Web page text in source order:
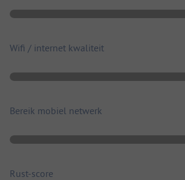
Wifi / internet kwaliteit
Bereik mobiel netwerk
Rust-score